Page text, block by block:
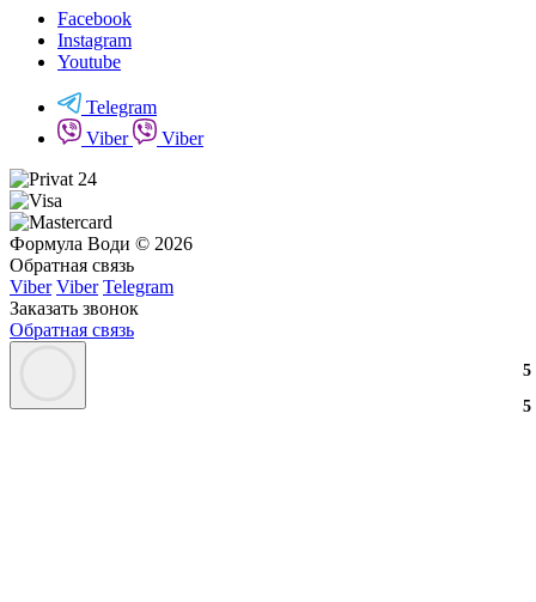
3
3
2
2
3
3
5
5
Facebook
Instagram
Youtube
Telegram
Viber
Viber
Формула Води © 2026
Обратная связь
Viber Viber Telegram
Заказать звонок
Обратная связь